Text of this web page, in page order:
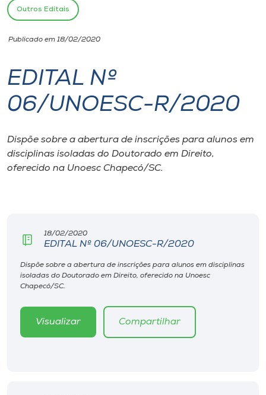
Unoesc
Internacionalização
I.nova
Diplomados
Editora
Rádio
Outros Editais
Publicado em 18/02/2020
EDITAL Nº
06/UNOESC-R/2020
Dispõe sobre a abertura de inscrições para alunos em
disciplinas isoladas do Doutorado em Direito,
oferecido na Unoesc Chapecó/SC.
18/02/2020
EDITAL Nº 06/UNOESC-R/2020
Dispõe sobre a abertura de inscrições para alunos em disciplinas
isoladas do Doutorado em Direito, oferecido na Unoesc
Chapecó/SC.
Visualizar Compartilhar